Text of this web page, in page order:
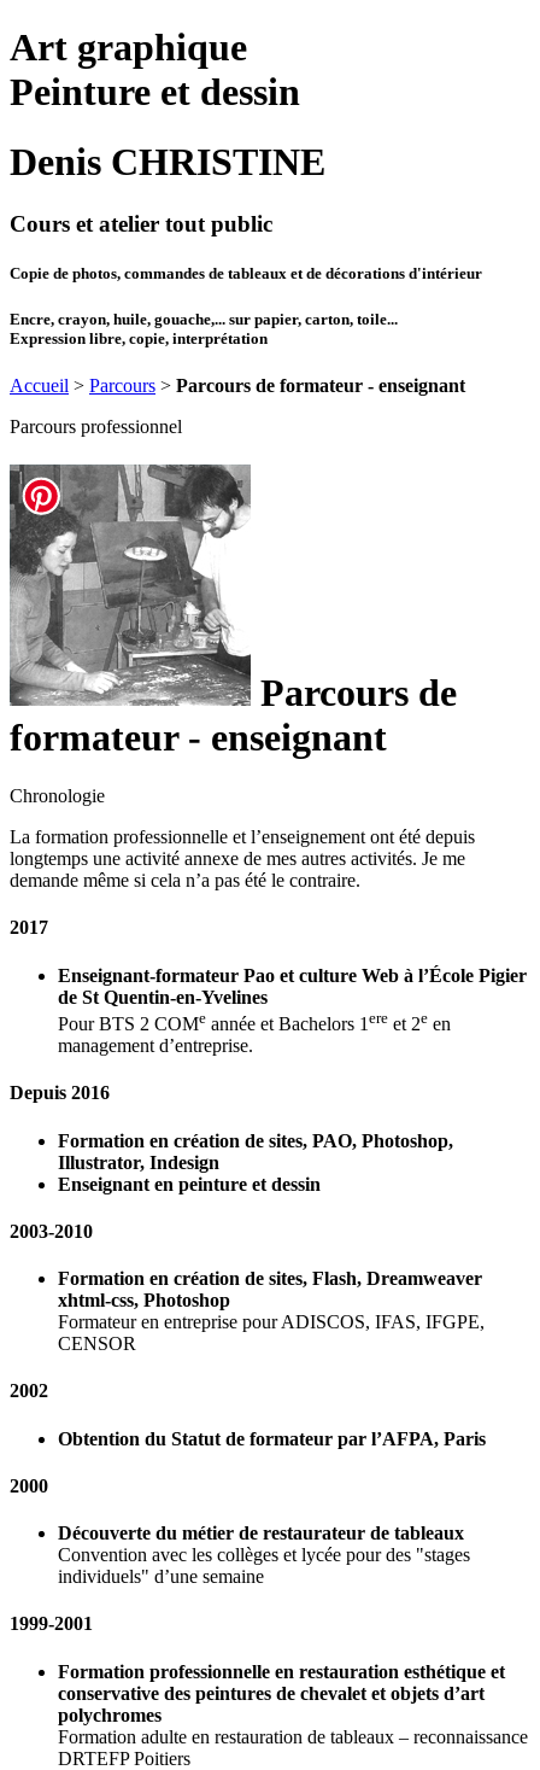
Art graphique
Peinture et dessin
Denis CHRISTINE
Cours et atelier tout public
Copie de photos, commandes de tableaux et de décorations d'intérieur
Encre, crayon, huile, gouache,... sur papier, carton, toile...
Expression libre, copie, interprétation
Accueil > Parcours > Parcours de formateur - enseignant
Parcours professionnel
Parcours de
formateur - enseignant
Chronologie
La formation professionnelle et l’enseignement ont été depuis
longtemps une activité annexe de mes autres activités. Je me
demande même si cela n’a pas été le contraire.
2017
Enseignant-formateur Pao et culture Web à l’École Pigier
de St Quentin-en-Yvelines
Pour BTS 2 COMe année et Bachelors 1 ere et 2e en
management d’entreprise.
Depuis 2016
Formation en création de sites, PAO, Photoshop,
Illustrator, Indesign
Enseignant en peinture et dessin
2003-2010
Formation en création de sites, Flash, Dreamweaver
xhtml-css, Photoshop
Formateur en entreprise pour ADISCOS, IFAS, IFGPE,
CENSOR
2002
Obtention du Statut de formateur par l’AFPA, Paris
2000
Découverte du métier de restaurateur de tableaux
Convention avec les collèges et lycée pour des "stages
individuels" d’une semaine
1999-2001
Formation professionnelle en restauration esthétique et
conservative des peintures de chevalet et objets d’art
polychromes
Formation adulte en restauration de tableaux – reconnaissance
DRTEFP Poitiers